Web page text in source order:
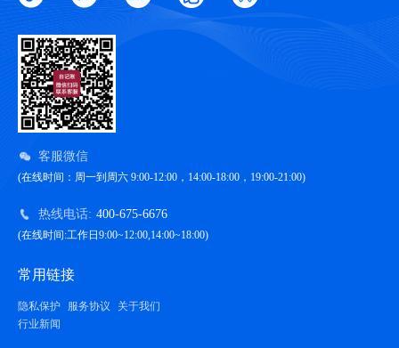
客服微信
(在线时间：周一到周六 9:00-12:00，14:00-18:00，19:00-21:00)
热线电话: 400-675-6676
(在线时间:工作日9:00~12:00,14:00~18:00)
常用链接
隐私保护 服务协议
关于我们
行业新闻